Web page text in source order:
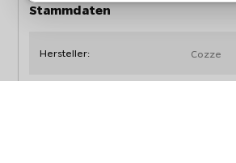
Stammdaten
Hersteller: Cozze